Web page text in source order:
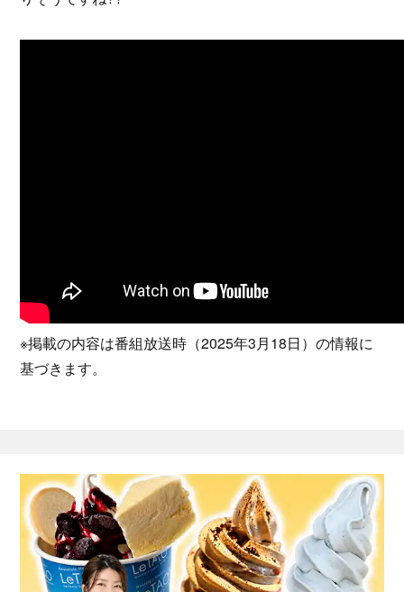
※掲載の内容は番組放送時（2025年3月18日）の情報に
基づきます。